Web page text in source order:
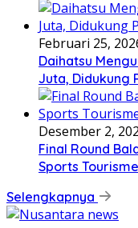
Februari 25,
Daihatsu
Juta, Didukung
Desember 2,
Final Round
Sports
Selengkapnya